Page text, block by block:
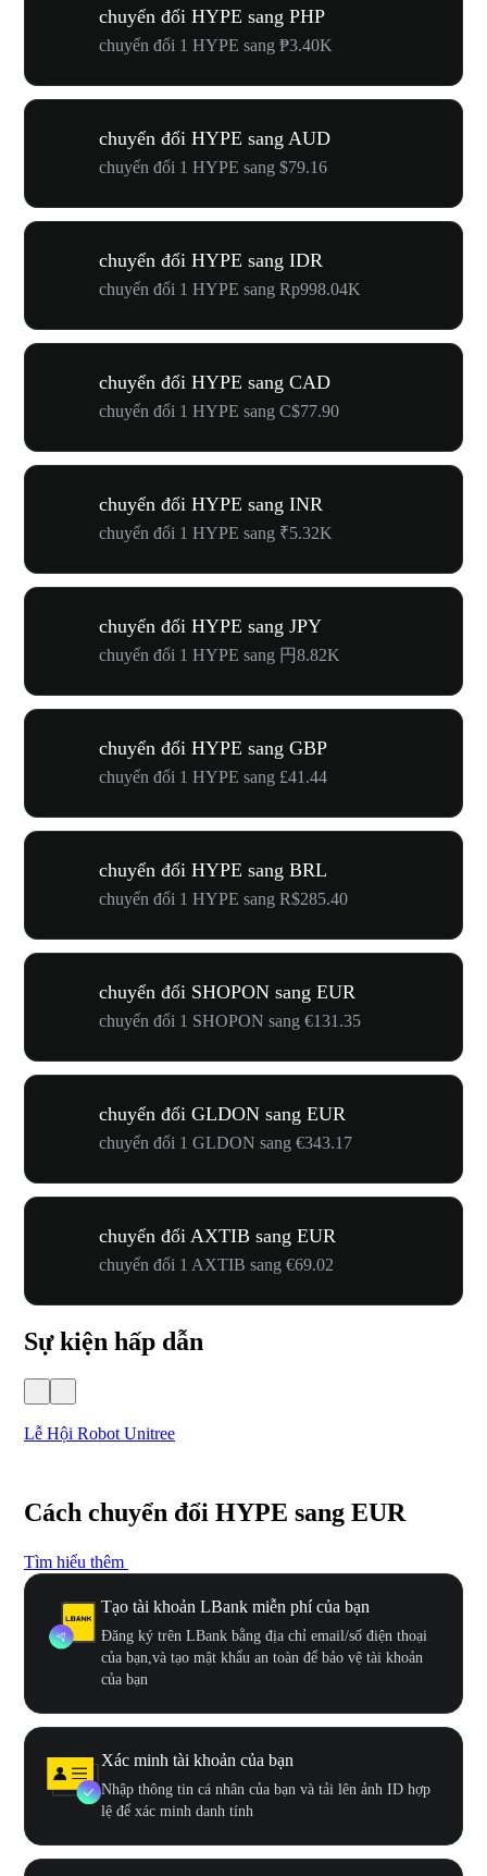
chuyển đổi HYPE sang PHP
chuyển đổi 1 HYPE sang ₱3.40K
chuyển đổi HYPE sang AUD
chuyển đổi 1 HYPE sang $79.16
chuyển đổi HYPE sang IDR
chuyển đổi 1 HYPE sang Rp998.04K
chuyển đổi HYPE sang CAD
chuyển đổi 1 HYPE sang C$77.90
chuyển đổi HYPE sang INR
chuyển đổi 1 HYPE sang ₹5.32K
chuyển đổi HYPE sang JPY
chuyển đổi 1 HYPE sang 円8.82K
chuyển đổi HYPE sang GBP
chuyển đổi 1 HYPE sang £41.44
chuyển đổi HYPE sang BRL
chuyển đổi 1 HYPE sang R$285.40
chuyển đổi SHOPON sang EUR
chuyển đổi 1 SHOPON sang €131.35
chuyển đổi GLDON sang EUR
chuyển đổi 1 GLDON sang €343.17
chuyển đổi AXTIB sang EUR
chuyển đổi 1 AXTIB sang €69.02
Sự kiện hấp dẫn
Lễ Hội Robot Unitree
Cách chuyển đổi HYPE sang EUR
Tìm hiểu thêm
Tạo tài khoản LBank miễn phí của bạn
Đăng ký trên LBank bằng địa chỉ email/số điện thoại
của bạn,và tạo mật khẩu an toàn để bảo vệ tài khoản
của bạn
Xác minh tài khoản của bạn
Nhập thông tin cá nhân của bạn và tải lên ảnh ID hợp
lệ để xác minh danh tính